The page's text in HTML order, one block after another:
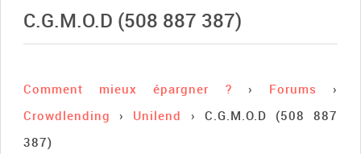
C.G.M.O.D (508 887 387)
Comment mieux épargner ? › Forums
›
Crowdlending
› Unilend ›
C.G.M.O.D (508 887
387)